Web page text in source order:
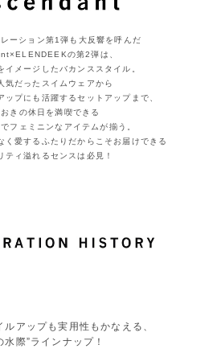
ーション第1弾も大反響を呼んだ
の第2弾は、
イメージしたバカンススタイル。
気だったスイムウェアから
ップにも活躍するセットアップまで、
きの休日を満喫できる
フェミニンなアイテムが揃う。
く愛するふたりだからこそお届けできる
ティ溢れるセンスは必見！
ルアップも実用性もかなえる、
水際”ラインナップ！